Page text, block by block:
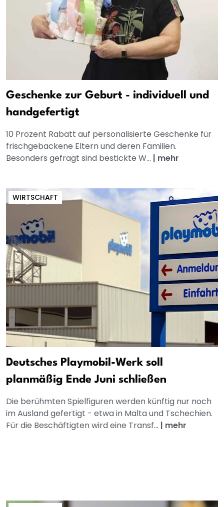
Geschenke zur Geburt - individuell und
handgefertigt
10 Prozent Rabatt auf personalisierte Geschenke für
frischgebackene Eltern und deren Familien.
Besonders gefragt sind bestickte W... | mehr
WIRTSCHAFT
Deutsches Playmobil-Werk soll
planmäßig Ende Juni schließen
Die berühmten Spielfiguren werden künftig nur noch
im Ausland gefertigt - etwa in Malta und Tschechien.
Für die Beschäftigten wird eine Transf... | mehr